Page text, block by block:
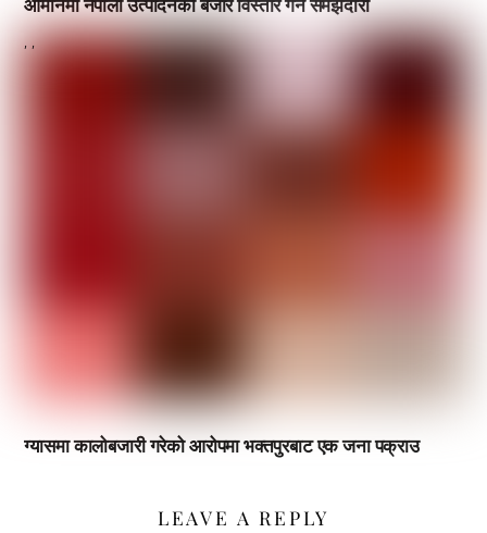
, ,
ग्यासमा कालोबजारी गरेको आरोपमा भक्तपुरबाट एक जना पक्राउ
LEAVE A REPLY